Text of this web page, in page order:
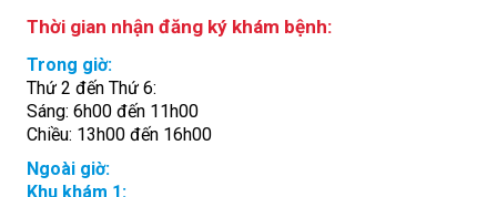
Thời gian nhận đăng ký khám bệnh:
Trong giờ:
Thứ 2 đến Thứ 6:
Sáng: 6h00 đến 11h00
Chiều: 13h00 đến 16h00
Ngoài giờ:
Khu khám 1: